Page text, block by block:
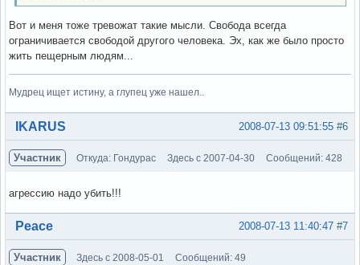
Вот и меня тоже тревожат такие мысли. Свобода всегда
ограничивается свободой другого человека. Эх, как же было просто
жить пещерным людям...
Мудрец ищет истину, а глупец уже нашел..
Вне форума #6
2008-07-13 09:51:55
IKARUS
Участник Откуда: Гондурас Здесь с 2007-04-30 Сообщений: 428
агрессию надо убить!!!
Вне форума #7
2008-07-13 11:40:47
Peace
Участник Здесь с 2008-05-01 Сообщений: 49